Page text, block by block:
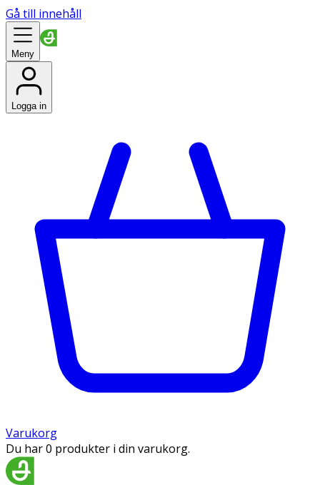
Gå till innehåll
Meny
Logga in
Varukorg
Du har 0 produkter i din varukorg.